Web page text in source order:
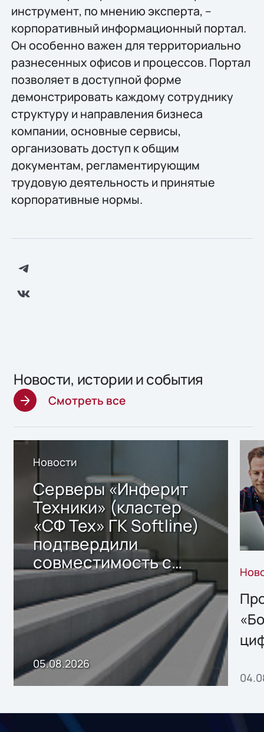
инструмент, по мнению эксперта, –
корпоративный информационный портал.
Он особенно важен для территориально
разнесенных офисов и процессов. Портал
позволяет в доступной форме
демонстрировать каждому сотруднику
структуру и направления бизнеса
компании, основные сервисы,
организовать доступ к общим
документам, регламентирующим
трудовую деятельность и принятые
корпоративные нормы.
Новости, истории и события
Смотреть все
Новости
Серверы «Инферит
Техники» (кластер
«СФ Тех» ГК Softline)
подтвердили
совместимость с
решением Sharx
Storage 2.x для
хранения данных
05.08.2026